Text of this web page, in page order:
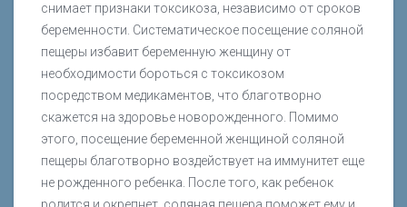
снимает признаки токсикоза, независимо от сроков
беременности. Систематическое посещение соляной
пещеры избавит беременную женщину от
необходимости бороться с токсикозом
посредством медикаментов, что благотворно
скажется на здоровье новорожденного. Помимо
этого, посещение беременной женщиной соляной
пещеры благотворно воздействует на иммунитет еще
не рожденного ребенка. После того, как ребенок